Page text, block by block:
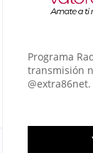
Programa
transmisión